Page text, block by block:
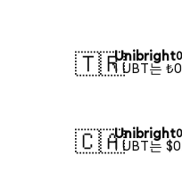
🇹🇷Unibright
1 UBT는
🇨🇦Unibright
1 UBT는